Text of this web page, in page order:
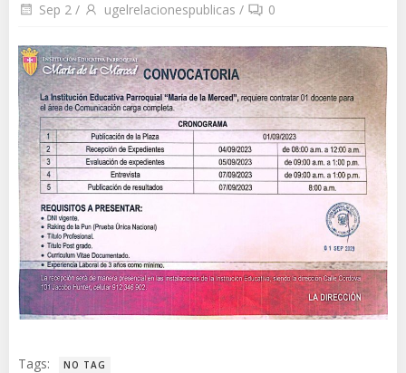
Sep 2 / ugelrelacionespublicas / 0
Tags: NO TAG